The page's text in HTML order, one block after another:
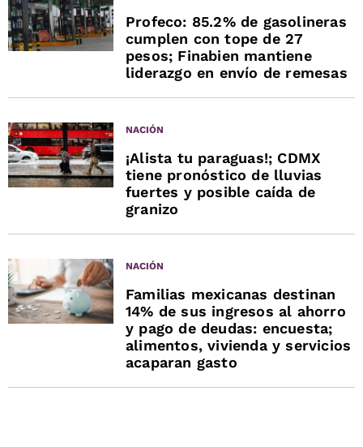
Profeco: 85.2% de gasolineras
cumplen con tope de 27
pesos; Finabien mantiene
liderazgo en envío de remesas
NACIÓN
¡Alista tu paraguas!; CDMX
tiene pronóstico de lluvias
fuertes y posible caída de
granizo
NACIÓN
Familias mexicanas destinan
14% de sus ingresos al ahorro
y pago de deudas: encuesta;
alimentos, vivienda y servicios
acaparan gasto